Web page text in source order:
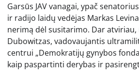
Garsūs JAV vanagai, ypač
ir radijo laidų vedėjas Markas
nerimą dėl susitarimo. Dar atviriau,
Dubowitzas, vadovaujantis
centrui „Demokratijų gynybos
kaip paspartinti derybas ir